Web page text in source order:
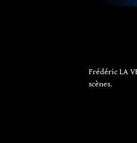
Frédéric LA
scènes.